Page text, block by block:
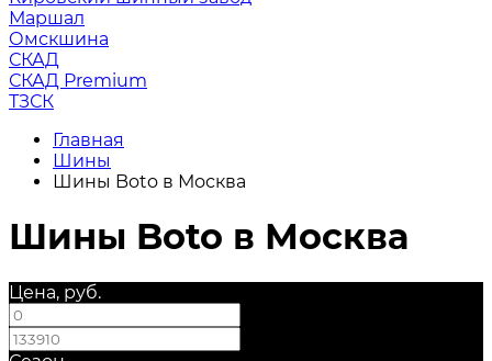
Маршал
Омскшина
СКАД
СКАД Premium
ТЗСК
Главная
Шины
Шины Boto в Москва
Шины Boto в Москва
Цена, руб.